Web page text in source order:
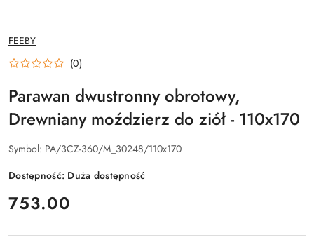
NAZWA
PRODUCENTA:
FEEBY
(0)
Parawan dwustronny obrotowy,
Drewniany moździerz do ziół - 110x170
Symbol: PA/3CZ-360/M_30248/110x170
Dostępność: Duża dostępność
cena:
753.00